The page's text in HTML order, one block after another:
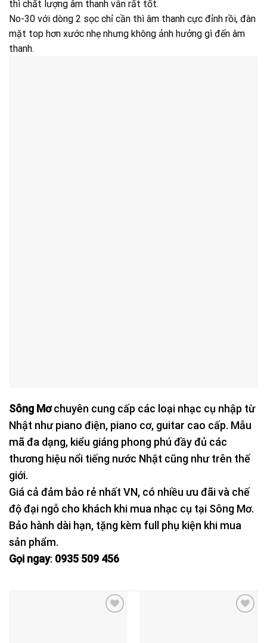
thì chất lượng âm thanh vẫn rất tốt.
No-30 với dòng 2 sọc chỉ cần thì âm thanh cực đỉnh rồi, đàn
mặt top hơn xước nhẹ nhưng không ảnh hưởng gì đến âm
thanh.
Sông Mơchuyên cung cấp các loại nhạc cụ nhập từ
Nhật như piano điện, piano cơ, guitar cao cấp. Mẫu
mã đa dạng, kiểu giáng phong phú đầy đủ các
thương hiệu nổi tiếng nước Nhật cũng như trên thế
giới.
Giá cả đảm bảo rẻ nhất VN, có nhiều ưu đãi và chế
độ đại ngỗ cho khách khi mua nhạc cụ tại Sông Mơ.
Bảo hành dài hạn, tặng kèm full phụ kiện khi mua
sản phẩm.
Gọi ngay: 0935 509 456